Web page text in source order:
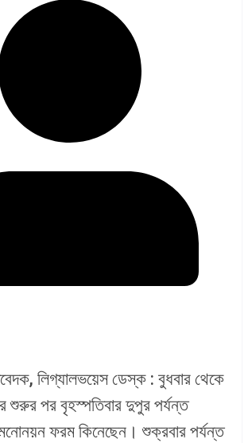
লিগ্যালভয়েস ডেস্ক : বুধবার থেকে
শুরুর পর বৃহস্পতিবার দুপুর পর্যন্ত
ফরম কিনেছেন। শুক্রবার পর্যন্ত